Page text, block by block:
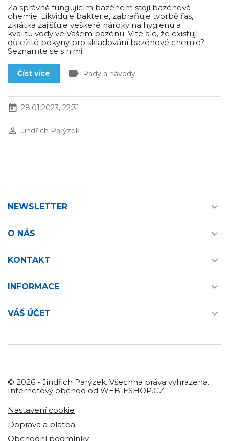
Za správně fungujícím bazénem stojí bazénová
chemie. Likviduje bakterie, zabraňuje tvorbě řas,
zkrátka zajišťuje veškeré nároky na hygienu a
kvalitu vody ve Vašem bazénu. Víte ale, že existují
důležité pokyny pro skladování bazénové chemie?
Seznamte se s nimi.
Číst více label Rady a návody
today 28.01.2023, 22:31
perm_identity Jindřich Parýzek
NEWSLETTER 
O NÁS 
KONTAKT 
INFORMACE 
VÁŠ ÚČET 
© 2026 - Jindřich Parýzek. Všechna práva vyhrazena.
Internetový obchod od WEB-ESHOP.CZ
Nastavení cookie
Doprava a platba
Obchodní podmínky